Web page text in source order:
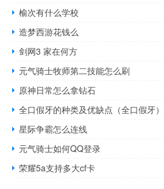
榆次有什么学校
造梦西游花钱么
剑网3 家在何方
元气骑士牧师第二技能怎么刷
原神日常怎么拿钻石
全口假牙的种类及优缺点（全口假牙）
星际争霸怎么连线
元气骑士如何QQ登录
荣耀5a支持多大cf卡